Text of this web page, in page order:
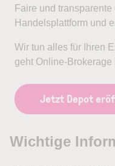
Faire und
Handelsplattform und
Wir tun alles für Ihren
geht Online-
Jetzt Depot